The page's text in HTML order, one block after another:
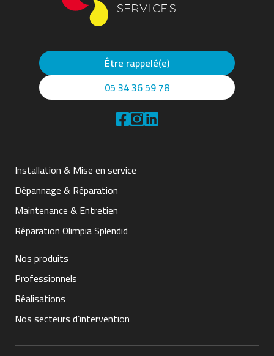
Installation & Mise en service
Dépannage & Réparation
Maintenance & Entretien
Réparation Olimpia Splendid
Être rappelé(e)
05 34 36 59 78
Nos produits
Professionnels
Réalisations
Nos secteurs d’intervention